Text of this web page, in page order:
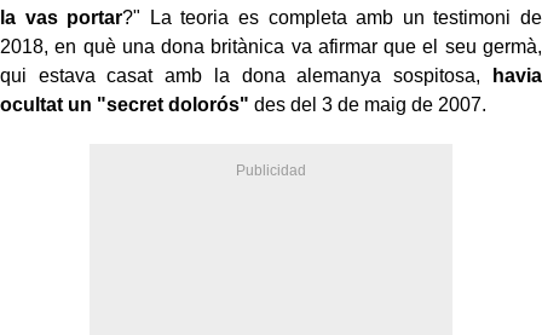
la vas portar?" La teoria es completa amb un testimoni de
2018, en què una dona britànica va afirmar que el seu germà,
qui estava casat amb la dona alemanya sospitosa,
havia
ocultat un "secret dolorós" des del 3 de maig de 2007.